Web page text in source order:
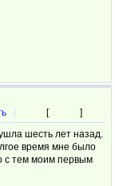
| [
]
шесть лет назад.
время мне было
с тем моим первым